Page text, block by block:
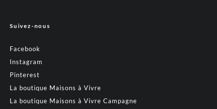
Suivez-nous
Facebook
Instagram
Pinterest
La boutique Maisons à Vivre
La boutique Maisons à Vivre Campagne